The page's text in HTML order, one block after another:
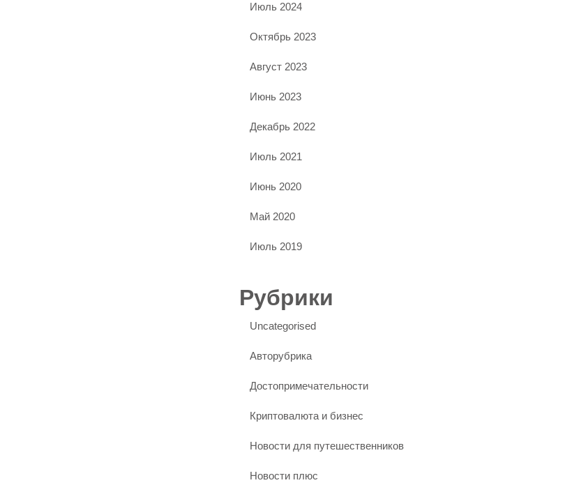
Июль 2024
Октябрь 2023
Август 2023
Июнь 2023
Декабрь 2022
Июль 2021
Июнь 2020
Май 2020
Июль 2019
Рубрики
Uncategorised
Авторубрика
Достопримечательности
Криптовалюта и бизнес
Новости для путешественников
Новости плюс